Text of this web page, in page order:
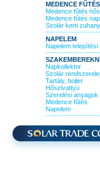
MEDENCE FŰTÉS
Medence fűtés
Medence fűtés
Szolár kerti zuhany
NAPELEM
Napelem telepítési
Napkollektor
Szolár
Tartály, bojler
Hőszivattyú
Szerelési anyagok
Medence fűtés
Napelem